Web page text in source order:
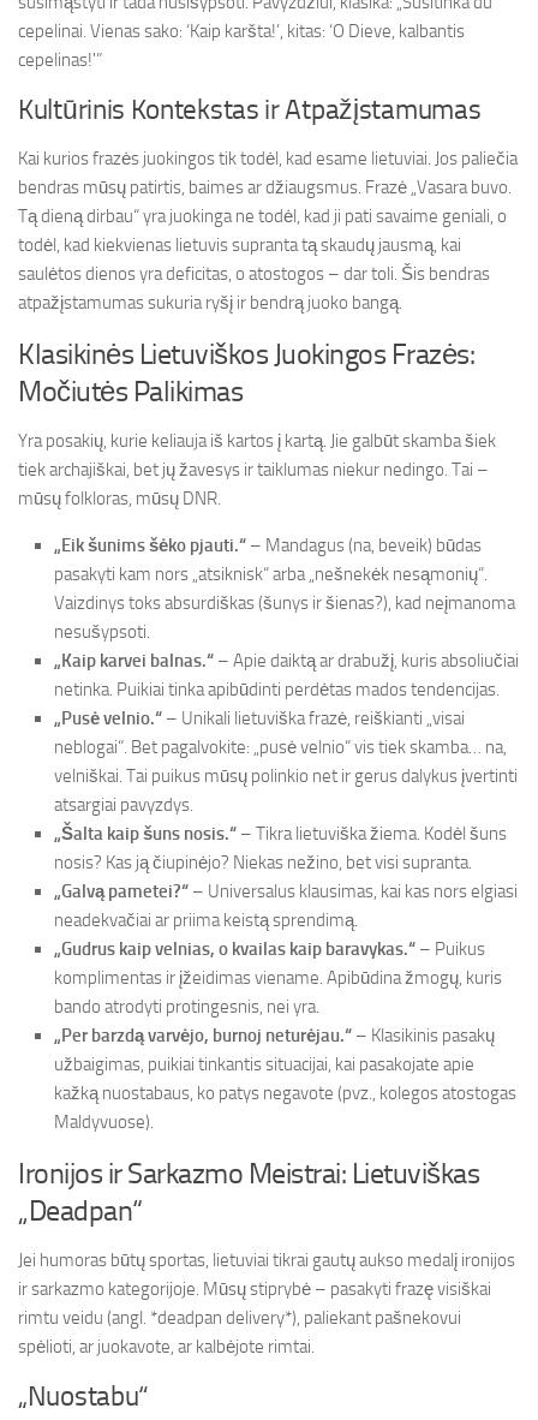
cepelinai. Vienas sako: ‘Kaip karšta!’, kitas: ‘O Dieve, kalbantis
cepelinas!'”
Kultūrinis Kontekstas ir Atpažįstamumas
Kai kurios frazės juokingos tik todėl, kad esame lietuviai. Jos paliečia
bendras mūsų patirtis, baimes ar džiaugsmus. Frazė „Vasara buvo.
Tą dieną dirbau“ yra juokinga ne todėl, kad ji pati savaime geniali, o
todėl, kad kiekvienas lietuvis supranta tą skaudų jausmą, kai
saulėtos dienos yra deficitas, o atostogos – dar toli. Šis bendras
atpažįstamumas sukuria ryšį ir bendrą juoko bangą.
Klasikinės Lietuviškos Juokingos Frazės:
Močiutės Palikimas
Yra posakių, kurie keliauja iš kartos į kartą. Jie galbūt skamba šiek
tiek archajiškai, bet jų žavesys ir taiklumas niekur nedingo. Tai –
mūsų folkloras, mūsų DNR.
„Eik šunims šėko pjauti.“ – Mandagus (na, beveik) būdas
pasakyti kam nors „atsiknisk“ arba „nešnekėk nesąmonių“.
Vaizdinys toks absurdiškas (šunys ir šienas?), kad neįmanoma
nesušypsoti.
„Kaip karvei balnas.“ – Apie daiktą ar drabužį, kuris absoliučiai
netinka. Puikiai tinka apibūdinti perdėtas mados tendencijas.
„Pusė velnio.“ – Unikali lietuviška frazė, reiškianti „visai
neblogai“. Bet pagalvokite: „pusė velnio“ vis tiek skamba… na,
velniškai. Tai puikus mūsų polinkio net ir gerus dalykus įvertinti
atsargiai pavyzdys.
„Šalta kaip šuns nosis.“ – Tikra lietuviška žiema. Kodėl šuns
nosis? Kas ją čiupinėjo? Niekas nežino, bet visi supranta.
„Galvą pametei?“ – Universalus klausimas, kai kas nors elgiasi
neadekvačiai ar priima keistą sprendimą.
„Gudrus kaip velnias, o kvailas kaip baravykas.“ – Puikus
komplimentas ir įžeidimas viename. Apibūdina žmogų, kuris
bando atrodyti protingesnis, nei yra.
„Per barzdą varvėjo, burnoj neturėjau.“ – Klasikinis pasakų
užbaigimas, puikiai tinkantis situacijai, kai pasakojate apie
kažką nuostabaus, ko patys negavote (pvz., kolegos atostogas
Maldyvuose).
Ironijos ir Sarkazmo Meistrai: Lietuviškas
„Deadpan“
Jei humoras būtų sportas, lietuviai tikrai gautų aukso medalį ironijos
ir sarkazmo kategorijoje. Mūsų stiprybė – pasakyti frazę visiškai
rimtu veidu (angl. *deadpan delivery*), paliekant pašnekovui
spėlioti, ar juokavote, ar kalbėjote rimtai.
„Nuostabu“